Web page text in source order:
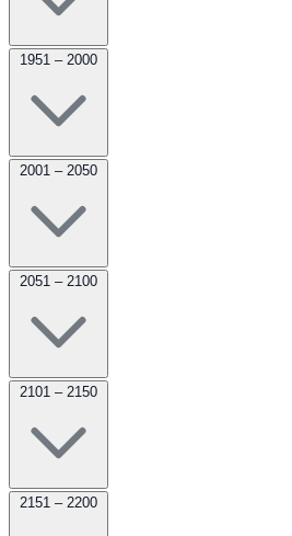
1951 – 2000
2001 – 2050
2051 – 2100
2101 – 2150
2151 – 2200